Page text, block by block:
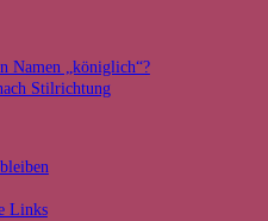
Namen „königlich“?
Stilrichtung
Links